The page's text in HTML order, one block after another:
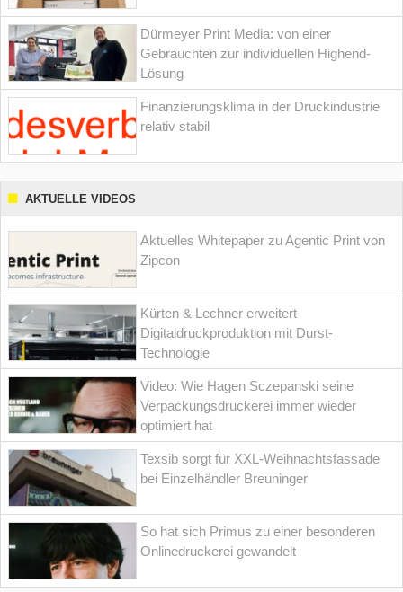
Dürmeyer Print Media: von einer
Gebrauchten zur individuellen Highend-
Lösung
Finanzierungsklima in der Druckindustrie
relativ stabil
AKTUELLE VIDEOS
Aktuelles Whitepaper zu Agentic Print von
Zipcon
Kürten & Lechner erweitert
Digitaldruckproduktion mit Durst-
Technologie
Video: Wie Hagen Sczepanski seine
Verpackungsdruckerei immer wieder
optimiert hat
Texsib sorgt für XXL-Weihnachtsfassade
bei Einzelhändler Breuninger
So hat sich Primus zu einer besonderen
Onlinedruckerei gewandelt